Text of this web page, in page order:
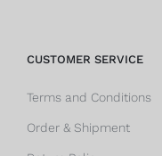
CUSTOMER SERVICE
Terms and Conditions
Order & Shipment